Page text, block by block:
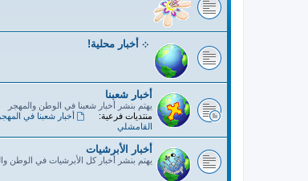
܀ أخبار محلية!
أخبار شعبنا
يهتم بنشر أخبار شعبنا في الوطن والمهجر
منتديات فرعية:
أخبار شعبنا في المهجر
القامشلي
أخبار الأبرشيات
يهتم بنشر أخبار كل الأبرشيات في الوطن